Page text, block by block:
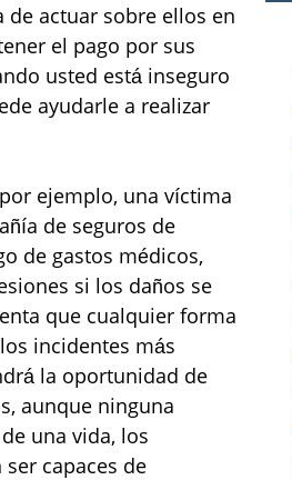
de actuar sobre ellos en
el pago por sus
usted está inseguro
ayudarle a realizar
ejemplo, una víctima
de seguros de
de gastos médicos,
si los daños se
que cualquier forma
incidentes más
la oportunidad de
aunque ninguna
una vida, los
capaces de